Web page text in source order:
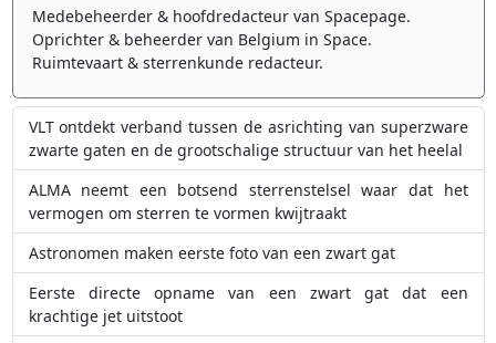
Medebeheerder & hoofdredacteur van Spacepage.
Oprichter & beheerder van Belgium in Space.
Ruimtevaart & sterrenkunde redacteur.
VLT ontdekt verband tussen de asrichting van superzware
zwarte gaten en de grootschalige structuur van het heelal
ALMA neemt een botsend sterrenstelsel waar dat het
vermogen om sterren te vormen kwijtraakt
Astronomen maken eerste foto van een zwart gat
Eerste directe opname van een zwart gat dat een
krachtige jet uitstoot